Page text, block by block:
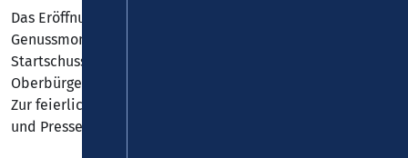
Das Eröffnungswochenende verspricht jede Menge
Genussmomente für Weinliebhaber*innen. Den
Startschuss für das diesjährige Festival gibt
Oberbürgermeister David Langner am
Zur feierlichen Eröffnung sind interessierte Bürger*innen
und Pressevertreter*innen herzlich eingeladen.